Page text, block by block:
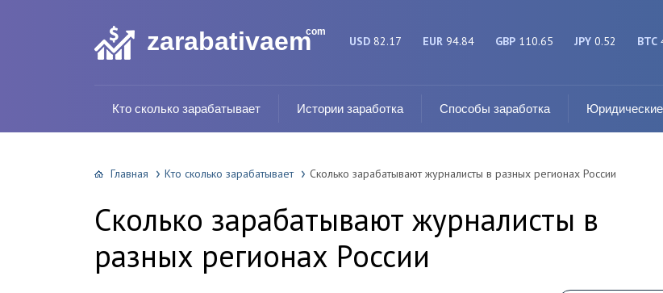
zarabativaemcom
USD 82.17 EUR 94.84 GBP 110.65 JPY 0.52 BTC
Кто сколько зарабатывает Истории заработка Способы заработка
Главная Кто сколько зарабатывает Сколько зарабатывают журналисты в разных регионах России
Сколько зарабатывают журналисты в
разных регионах России